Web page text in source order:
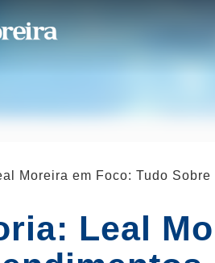
Moreira em Foco: Tudo
Leal